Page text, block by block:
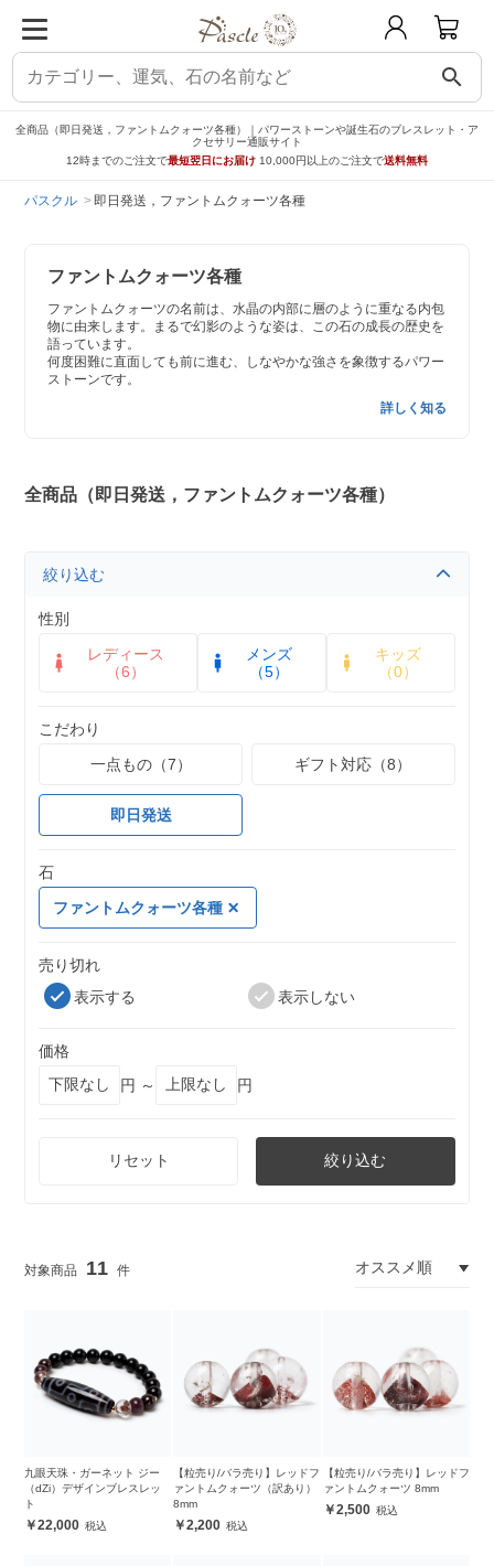
search
全商品（即日発送，ファントムクォーツ各種）｜パワーストーンや誕生石のブレスレット・ア
クセサリー通販サイト
12時までのご注文で最短翌日にお届け 10,000円以上のご注文で送料無料
パスクル 即日発送，ファントムクォーツ各種
ファントムクォーツ各種
ファントムクォーツの名前は、水晶の内部に層のように重なる内包
物に由来します。まるで幻影のような姿は、この石の成長の歴史を
語っています。
何度困難に直面しても前に進む、しなやかな強さを象徴するパワー
ストーンです。
詳しく知る
全商品（即日発送，ファントムクォーツ各種）
絞り込む
性別
レディース
（6）
メンズ
（5）
キッズ
（0）
こだわり
一点もの（7）
ギフト対応（8）
即日発送
石
ファントムクォーツ各種
売り切れ
表示する
表示しない
価格
円 ～
円
リセット 絞り込む
11
九眼天珠・ガーネット ジー
（dZi）デザインブレスレッ
ト
22,000
【粒売り/バラ売り】レッドフ
ァントムクォーツ（訳あり）
8mm
2,200
【粒売り/バラ売り】レッドフ
ァントムクォーツ 8mm
2,500